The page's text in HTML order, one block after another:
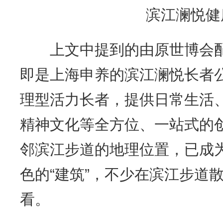
滨江澜悦
上文中提到的由原世博会
即是上海申养的滨江澜悦长者
理型活力长者，提供日常生活
精神文化等全方位、一站式的
邻滨江步道的地理位置，已成
色的“建筑”，不少在滨江步道
看。